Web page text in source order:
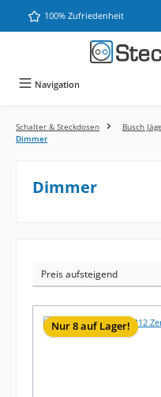
Zum Hauptinhalt springen
100% Zufriedenheit
Navigation
Schalter & Steckdosen Busch
Dimmer
Dimmer
Nur 8 auf Lager!